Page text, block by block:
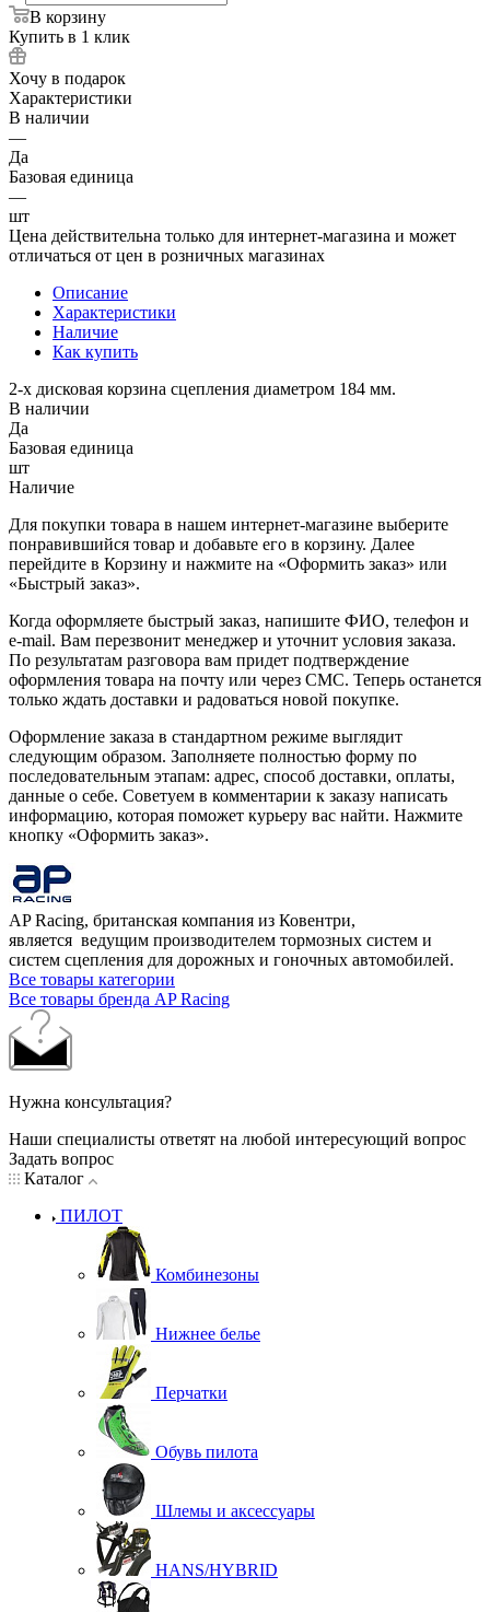
В корзину
Купить в 1 клик
Хочу в подарок
Характеристики
В наличии
—
Да
Базовая единица
—
шт
Цена действительна только для интернет-магазина и может
отличаться от цен в розничных магазинах
Описание
Характеристики
Наличие
Как купить
2-х дисковая корзина сцепления диаметром 184 мм.
В наличии
Да
Базовая единица
шт
Наличие
Для покупки товара в нашем интернет-магазине выберите
понравившийся товар и добавьте его в корзину. Далее
перейдите в Корзину и нажмите на «Оформить заказ» или
«Быстрый заказ».
Когда оформляете быстрый заказ, напишите ФИО, телефон и
e-mail. Вам перезвонит менеджер и уточнит условия заказа.
По результатам разговора вам придет подтверждение
оформления товара на почту или через СМС. Теперь останется
только ждать доставки и радоваться новой покупке.
Оформление заказа в стандартном режиме выглядит
следующим образом. Заполняете полностью форму по
последовательным этапам: адрес, способ доставки, оплаты,
данные о себе. Советуем в комментарии к заказу написать
информацию, которая поможет курьеру вас найти. Нажмите
кнопку «Оформить заказ».
AP Racing, британская компания из Ковентри,
является ведущим производителем тормозных систем и
систем сцепления для дорожных и гоночных автомобилей.
Все товары категории
Все товары бренда AP Racing
Нужна консультация?
Наши специалисты ответят на любой интересующий вопрос
Задать вопрос
Каталог
ПИЛОТ
Комбинезоны
Нижнее белье
Перчатки
Обувь пилота
Шлемы и аксессуары
HANS/HYBRID